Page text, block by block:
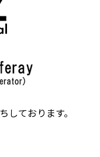
ております。